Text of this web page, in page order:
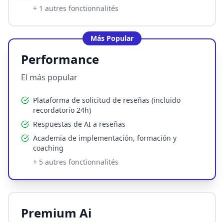
+ 1 autres fonctionnalités
Más Popular
Performance
El más popular
Plataforma de solicitud de reseñas (incluido
recordatorio 24h)
Respuestas de AI a reseñas
Academia de implementación, formación y
coaching
+ 5 autres fonctionnalités
Premium Ai